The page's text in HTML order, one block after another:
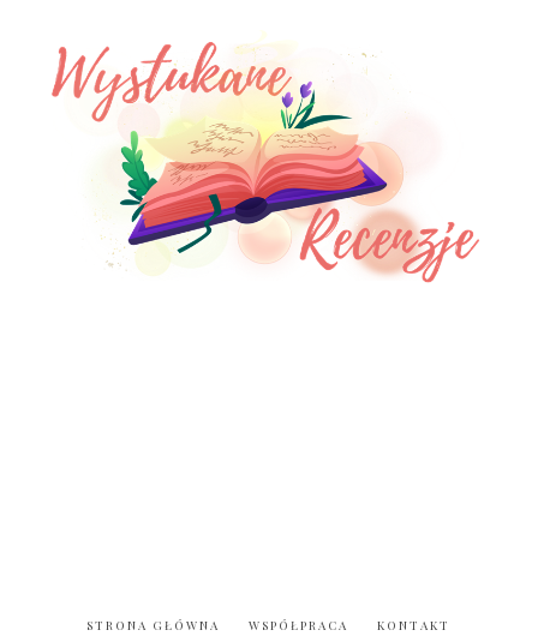
STRONA GŁÓWNA WSPÓŁPRACA
KONTAKT